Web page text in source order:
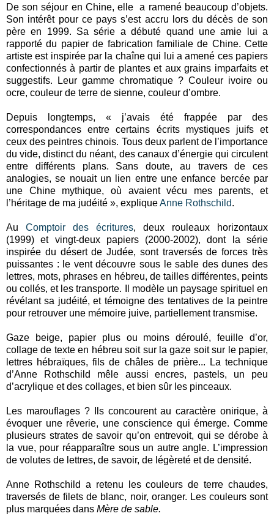
De son séjour en Chine, elle a ramené beaucoup d’objets.
Son intérêt pour ce pays s’est accru lors du décès de son
père en 1999. Sa série a débuté quand une amie lui a
rapporté du papier de fabrication familiale de Chine. Cette
artiste est inspirée par la chaîne qui lui a amené ces papiers
confectionnés à partir de plantes et aux grains imparfaits et
suggestifs. Leur gamme chromatique ? Couleur ivoire ou
ocre, couleur de terre de sienne, couleur d’ombre.
Depuis longtemps, « j’avais été frappée par des
correspondances entre certains écrits mystiques juifs et
ceux des peintres chinois. Tous deux parlent de l’importance
du vide, distinct du néant, des canaux d’énergie qui circulent
entre différents plans. Sans doute, au travers de ces
analogies, se nouait un lien entre une enfance bercée par
une Chine mythique, où avaient vécu mes parents, et
l’héritage de ma judéité », expliqueAnne Rothschild.
Au Comptoir des écritures, deux rouleaux horizontaux
(1999) et vingt-deux papiers (2000-2002), dont la série
inspirée du désert de Judée, sont traversés de forces très
puissantes : le vent découvre sous le sable des dunes des
lettres, mots, phrases en hébreu, de tailles différentes, peints
ou collés, et les transporte. Il modèle un paysage spirituel en
révélant sa judéité, et témoigne des tentatives de la peintre
pour retrouver une mémoire juive, partiellement transmise.
Gaze beige, papier plus ou moins déroulé, feuille d’or,
collage de texte en hébreu soit sur la gaze soit sur le papier,
lettres hébraïques, fils de châles de prière... La technique
d’Anne Rothschild mêle aussi encres, pastels, un peu
d’acrylique et des collages, et bien sûr les pinceaux.
Les marouflages ? Ils concourent au caractère onirique, à
évoquer une rêverie, une conscience qui émerge. Comme
plusieurs strates de savoir qu’on entrevoit, qui se dérobe à
la vue, pour réapparaître sous un autre angle. L’impression
de volutes de lettres, de savoir, de légèreté et de densité.
Anne Rothschild a retenu les couleurs de terre chaudes,
traversés de filets de blanc, noir, oranger. Les couleurs sont
plus marquées dans Mère de sable.